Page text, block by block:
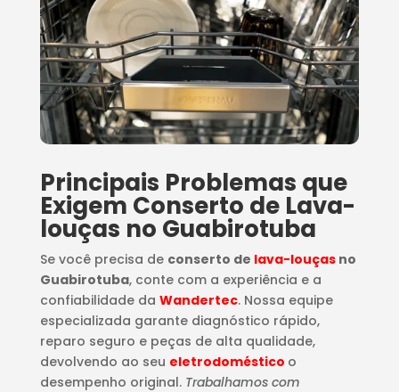
Principais Problemas que
Exigem Conserto de Lava-
louças no Guabirotuba
Se você precisa de conserto de lava-louçasno
Guabirotuba, conte com a experiência e a
confiabilidade da Wandertec. Nossa equipe
especializada garante diagnóstico rápido,
reparo seguro e peças de alta qualidade,
devolvendo ao seu eletrodoméstico o
desempenho original. Trabalhamos com